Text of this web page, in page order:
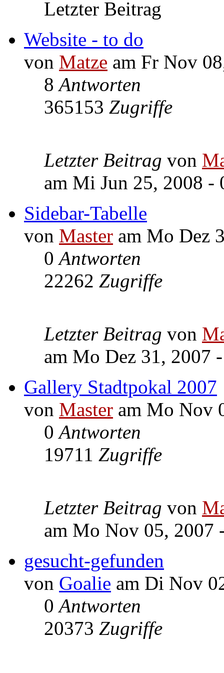
Letzter Beitrag
Website - to do
von Matze am Fr Nov
8Antworten
365153 Zugriffe
Letzter Beitrag von
am Mi Jun 25, 2008 -
Sidebar-Tabelle
von Master am Mo Dez
0Antworten
22262 Zugriffe
Letzter Beitrag von
am Mo Dez 31, 2007
Gallery Stadtpokal 2007
von Master am Mo Nov
0Antworten
19711 Zugriffe
Letzter Beitrag von
am Mo Nov 05, 2007
gesucht-gefunden
von Goalie am Di Nov
0Antworten
20373 Zugriffe